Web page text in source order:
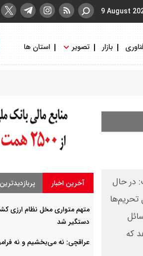
9 August
بازار تصویر استان ها
در حال
که
آخرین اخبار پربازدیدترین
متهم متواری مخل نظام ارزی
دستگیر شد
عراقچی: نه می‌بخشیم و نه